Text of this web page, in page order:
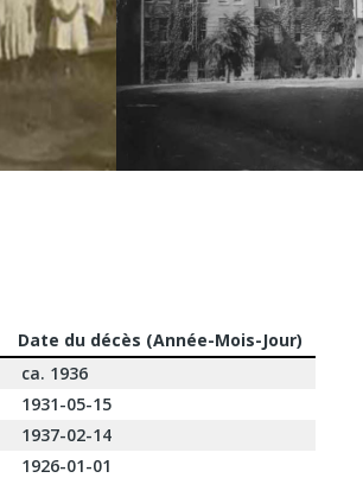
Date du décès (Année-Mois-Jour)
ca. 1936
1931-05-15
1937-02-14
1926-01-01